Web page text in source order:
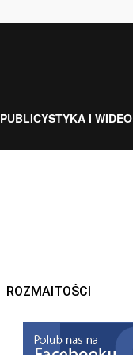
PUBLICYSTYKA I WIDEO
ROZMAITOŚCI